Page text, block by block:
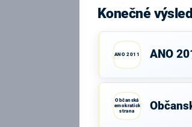
Konečné
ANO 2011 ANO
Občanská
demokratická
strana